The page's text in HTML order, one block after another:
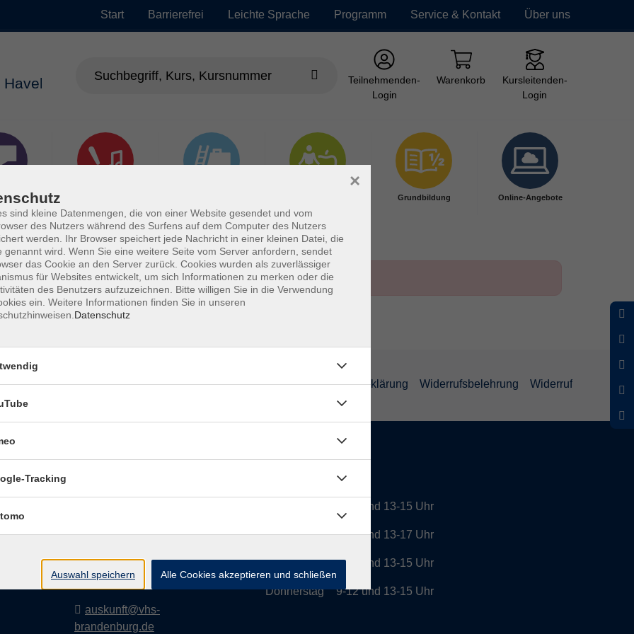
Start Barrierefrei Leichte Sprache Programm Service & Kontakt Über uns
Teilnehmenden-
Login
Warenkorb
Kursleitenden-
Login
Kreatives Gestalten
EDV
Grundbildung Online-Angebote
Impressum Datenschutzerklärung Widerrufsbelehrung Widerruf
Havel
Upstallstraße 25
14772 Brandenburg an der
Havel
auskunft@vhs-
brandenburg.de
Dienstag
Mittwoch
Donnerstag
9-12 und 13-15 Uhr
9-12 und 13-17 Uhr
9-12 und 13-15 Uhr
9-12 und 13-15 Uhr
sind kleine Datenmengen, die von einer Website gesendet und vom
des Nutzers während des Surfens auf dem Computer des Nutzers
werden. Ihr Browser speichert jede Nachricht in einer kleinen Datei, die
genannt wird. Wenn Sie eine weitere Seite vom Server anfordern, sendet
das Cookie an den Server zurück. Cookies wurden als zuverlässiger
für Websites entwickelt, um sich Informationen zu merken oder die
des Benutzers aufzuzeichnen. Bitte willigen Sie in die Verwendung
ein. Weitere Informationen finden Sie in unseren
Datenschutz
×
Tracking
Auswahl speichern Alle Cookies akzeptieren und schließen